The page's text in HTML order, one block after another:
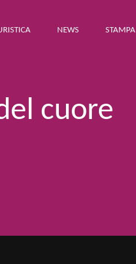
NEWS STAMPA
cuore